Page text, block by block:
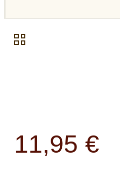
11,95 €